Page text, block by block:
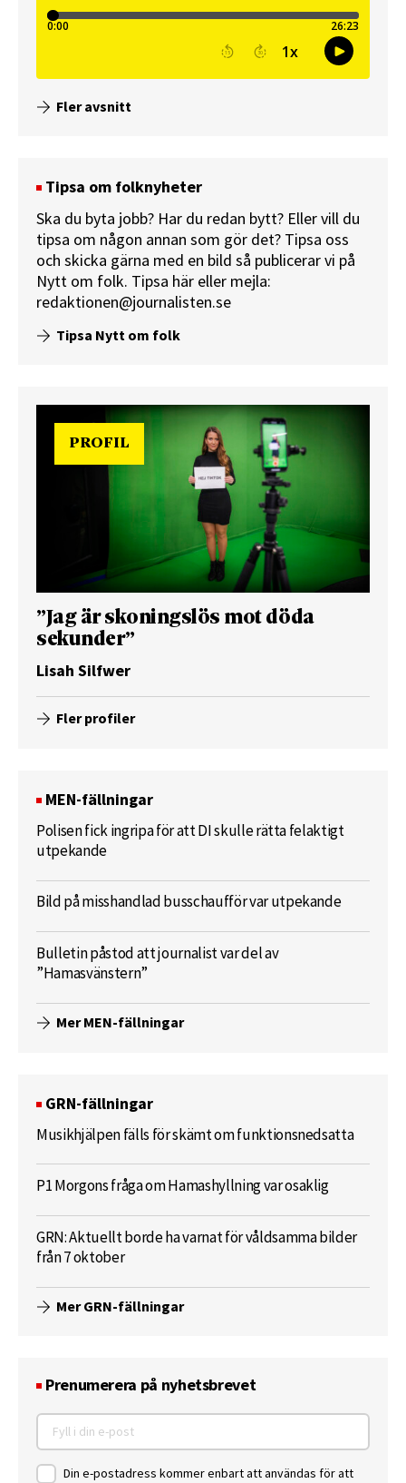
Fler avsnitt
Tipsa om folknyheter
Ska du byta jobb? Har du redan bytt? Eller vill du
tipsa om någon annan som gör det? Tipsa oss
och skicka gärna med en bild så publicerar vi på
Nytt om folk. Tipsa här eller mejla:
redaktionen@journalisten.se
Tipsa Nytt om folk
PROFIL
”Jag är skoningslös mot döda
sekunder”
Lisah Silfwer
Fler profiler
MEN-fällningar
Polisen fick ingripa för att DI skulle rätta felaktigt
utpekande
Bild på misshandlad busschaufför var utpekande
Bulletin påstod att journalist var del av
”Hamasvänstern”
Mer MEN-fällningar
GRN-fällningar
Musikhjälpen fälls för skämt om funktionsnedsatta
P1 Morgons fråga om Hamashyllning var osaklig
GRN: Aktuellt borde ha varnat för våldsamma bilder
från 7 oktober
Mer GRN-fällningar
Prenumerera på nyhetsbrevet
Din e-postadress kommer enbart att användas för att